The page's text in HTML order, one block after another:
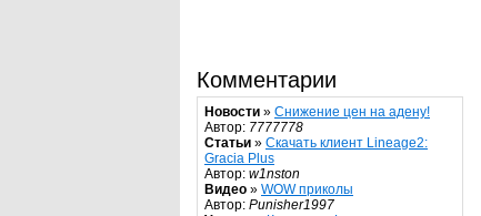
Комментарии
Новости » Снижение цен на адену!
Автор: 7777778
Статьи » Скачать клиент Lineage2:
Gracia Plus
Автор: w1nston
Видео » WOW приколы
Автор: Punisher1997